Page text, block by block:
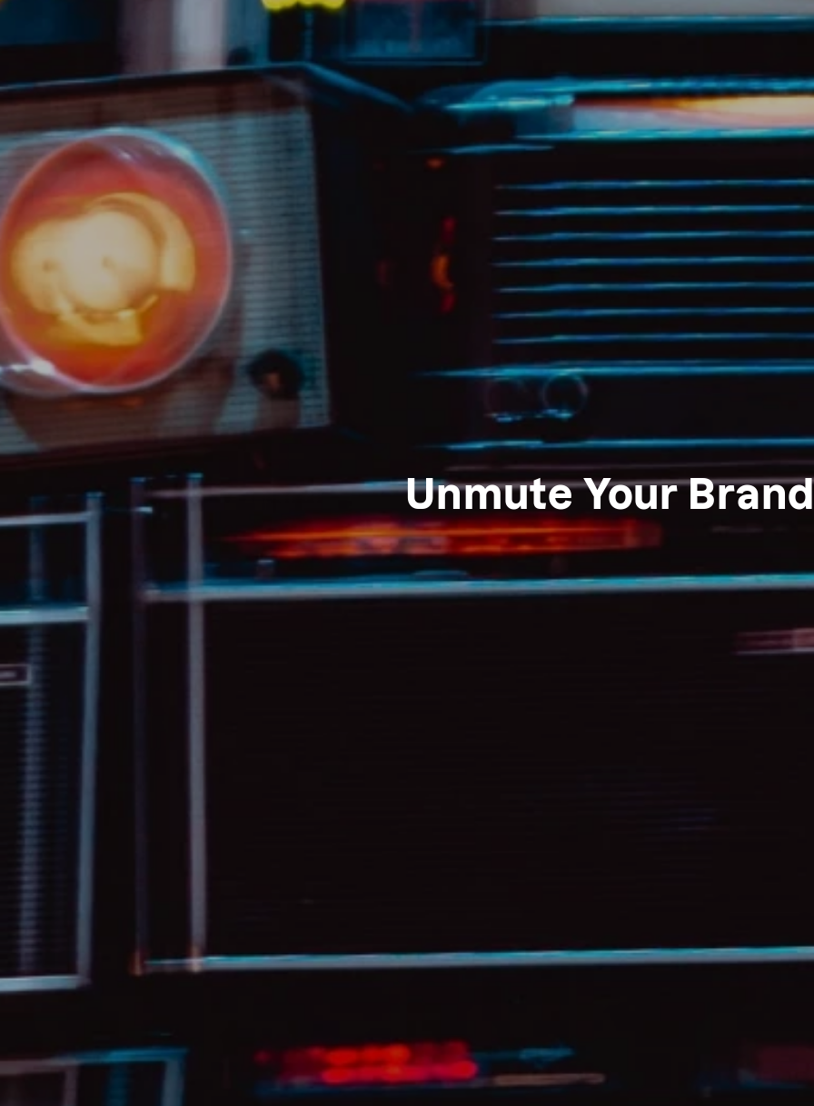
Unmute Your